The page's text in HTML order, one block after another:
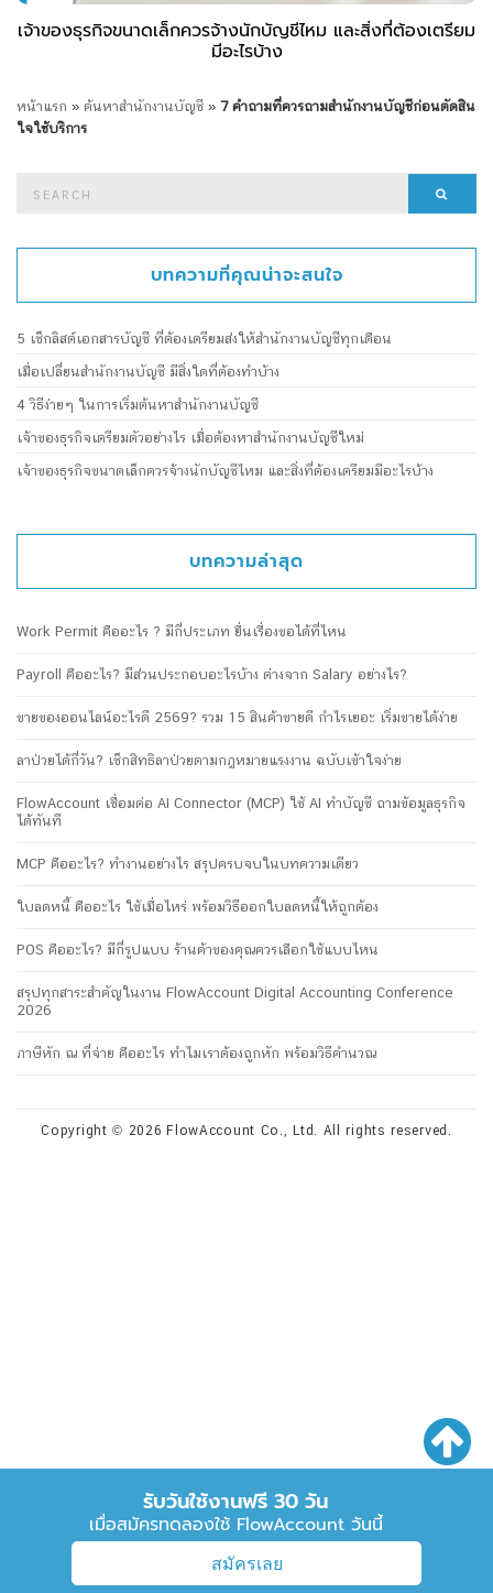
รับวันใช้งานฟรี 30 วัน
เมื่อสมัครทดลองใช้ FlowAccount วันนี้
สมัครเลย
เจ้าของธุรกิจขนาดเล็กควรจ้างนักบัญชีไหม และสิ่งที่ต้องเตรียม
มีอะไรบ้าง
หน้าแรก » ค้นหาสำนักงานบัญชี » 7 คำถามที่ควรถามสำนักงานบัญชีก่อนตัดสิน
ใจใช้บริการ
บทความที่คุณน่าจะสนใจ
5 เช็กลิสต์เอกสารบัญชี ที่ต้องเตรียมส่งให้สำนักงานบัญชีทุกเดือน
เมื่อเปลี่ยนสำนักงานบัญชี มีสิ่งใดที่ต้องทำบ้าง
4 วิธีง่ายๆ ในการเริ่มต้นหาสำนักงานบัญชี
เจ้าของธุรกิจเตรียมตัวอย่างไร เมื่อต้องหาสำนักงานบัญชีใหม่
เจ้าของธุรกิจขนาดเล็กควรจ้างนักบัญชีไหม และสิ่งที่ต้องเตรียมมีอะไรบ้าง
บทความล่าสุด
Work Permit คืออะไร ? มีกี่ประเภท ยื่นเรื่องขอได้ที่ไหน
Payroll คืออะไร? มีส่วนประกอบอะไรบ้าง ต่างจาก Salary อย่างไร?
ขายของออนไลน์อะไรดี 2569? รวม 15 สินค้าขายดี กำไรเยอะ เริ่มขายได้ง่าย
ลาป่วยได้กี่วัน? เช็กสิทธิลาป่วยตามกฎหมายแรงงาน ฉบับเข้าใจง่าย
FlowAccount เชื่อมต่อ AI Connector (MCP) ใช้ AI ทำบัญชี ถามข้อมูลธุรกิจ
ได้ทันที
MCP คืออะไร? ทำงานอย่างไร สรุปครบจบในบทความเดียว
ใบลดหนี้ คืออะไร ใช้เมื่อไหร่ พร้อมวิธีออกใบลดหนี้ให้ถูกต้อง
POS คืออะไร? มีกี่รูปแบบ ร้านค้าของคุณควรเลือกใช้แบบไหน
สรุปทุกสาระสำคัญในงาน FlowAccount Digital Accounting Conference
2026
ภาษีหัก ณ ที่จ่าย คืออะไร ทำไมเราต้องถูกหัก พร้อมวิธีคำนวณ
Copyright © 2026 FlowAccount Co., Ltd. All rights reserved.